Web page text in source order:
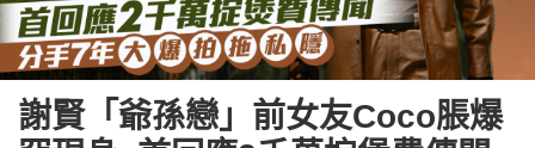
謝賢「爺孫戀」前女友Coco脹爆